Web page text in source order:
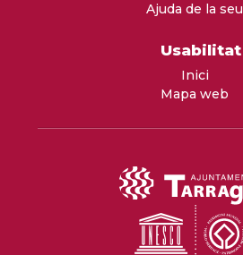
Ajuda de la seu
Usabilitat
Inici
Mapa web